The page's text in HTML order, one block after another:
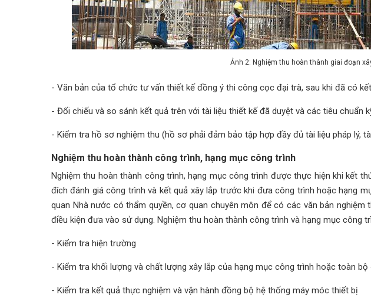
Ảnh 2: Nghiệm thu hoàn thành giai đoạn
- Văn bản của tổ chức tư vấn thiết kế đồng ý thi công cọc đại trà, sau khi đã có
- Đối chiếu và so sánh kết quả trên với tài liệu thiết kế đã duyệt và các tiêu chuẩn
- Kiểm tra hồ sơ nghiệm thu (hồ sơ phải đảm bảo tập hợp đầy đủ tài liệu pháp lý,
Nghiệm thu hoàn thành công trình, hạng mục công trình
Nghiệm thu hoàn thành công trình, hạng mục công trình được thực hiện khi kết
đích đánh giá công trình và kết quả xây lắp trước khi đưa công trình hoặc hạng
quan Nhà nước có thẩm quyền, cơ quan chuyên môn để có các văn bản nghiệm
điều kiện đưa vào sử dụng. Nghiệm thu hoàn thành công trình và hạng mục công
- Kiểm tra hiện trường
- Kiểm tra khối lượng và chất lượng xây lắp của hạng mục công trình hoặc toàn bộ
- Kiểm tra kết quả thực nghiệm và vận hành đồng bộ hệ thống máy móc thiết bị